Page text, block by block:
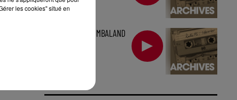
FG ARCHIVES : TIMBALAND
les cookies" situé en